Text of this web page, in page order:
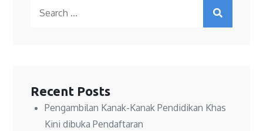
Search
Recent Posts
Pengambilan Kanak-Kanak Pendidikan Khas
Kini dibuka Pendaftaran